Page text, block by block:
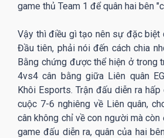
game thủ Team 1 để quân hai bên
Vậy thì điều gì tạo nên sự đặc biệt
Đầu tiên, phải nói đến cách chia
Bằng chứng được thể hiện ở trong
4vs4 cân bằng giữa Liên quân
Khôi Esports. Trận đấu diễn ra
cuộc 7-6 nghiêng về Liên quân,
cân không chỉ về con người mà còn
game đấu diễn ra, quân của hai